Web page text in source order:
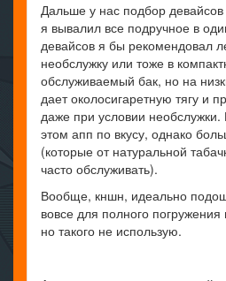
Дальше у нас подбор
я вывалил все подручное в
девайсов я бы рекомендовал
необслужку или тоже в
обслуживаемый бак, но на
дает околосигаретную тягу и
даже при условии необслужки.
этом апп по вкусу, однако
(которые от натуральной
часто обслуживать).
Вообще, кншн, идеально
вовсе для полного
но такого не использую.